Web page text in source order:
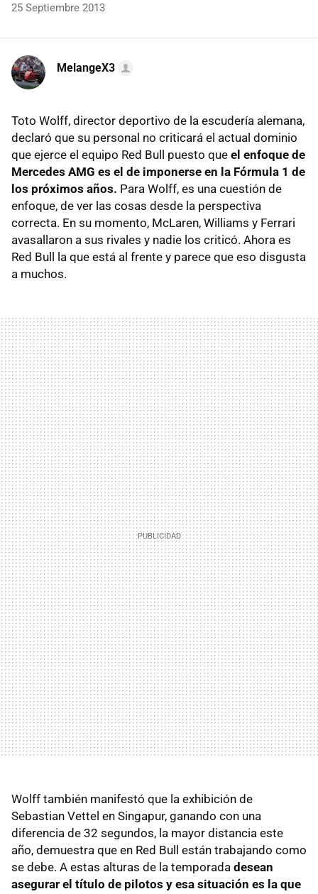
25 Septiembre 2013
MelangeX3
Toto Wolff, director deportivo de la escudería alemana,
declaró que su personal no criticará el actual dominio
que ejerce el equipo Red Bull puesto que el enfoque de
Mercedes AMG es el de imponerse en la Fórmula 1 de
los próximos años. Para Wolff, es una cuestión de
enfoque, de ver las cosas desde la perspectiva
correcta. En su momento, McLaren, Williams y Ferrari
avasallaron a sus rivales y nadie los criticó. Ahora es
Red Bull la que está al frente y parece que eso disgusta
a muchos.
Wolff también manifestó que la exhibición de
Sebastian Vettel en Singapur, ganando con una
diferencia de 32 segundos, la mayor distancia este
año, demuestra que en Red Bull están trabajando como
se debe. A estas alturas de la temporada desean
asegurar el título de pilotos y esa situación es la que